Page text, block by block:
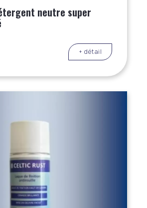
neutre super
+ détail